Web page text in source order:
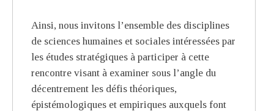
Ainsi, nous invitons l’ensemble des disciplines
de sciences humaines et sociales intéressées par
les études stratégiques à participer à cette
rencontre visant à examiner sous l’angle du
décentrement les défis théoriques,
épistémologiques et empiriques auxquels font